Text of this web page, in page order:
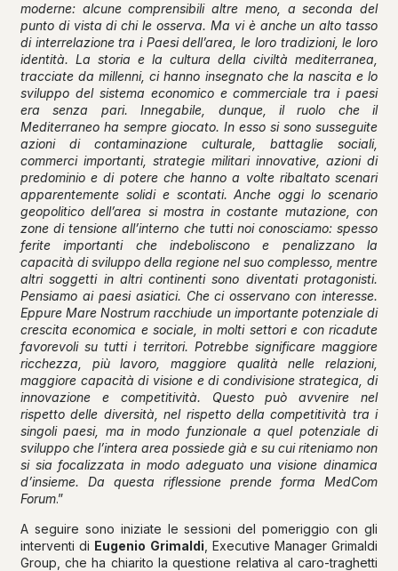
moderne: alcune comprensibili altre meno, a seconda del
punto di vista di chi le osserva. Ma vi è anche un alto tasso
di interrelazione tra i Paesi dell’area, le loro tradizioni, le loro
identità. La storia e la cultura della civiltà mediterranea,
tracciate da millenni, ci hanno insegnato che la nascita e lo
sviluppo del sistema economico e commerciale tra i paesi
era senza pari. Innegabile, dunque, il ruolo che il
Mediterraneo ha sempre giocato. In esso si sono susseguite
azioni di contaminazione culturale, battaglie sociali,
commerci importanti, strategie militari innovative, azioni di
predominio e di potere che hanno a volte ribaltato scenari
apparentemente solidi e scontati. Anche oggi lo scenario
geopolitico dell’area si mostra in costante mutazione, con
zone di tensione all’interno che tutti noi conosciamo: spesso
ferite importanti che indeboliscono e penalizzano la
capacità di sviluppo della regione nel suo complesso, mentre
altri soggetti in altri continenti sono diventati protagonisti.
Pensiamo ai paesi asiatici. Che ci osservano con interesse.
Eppure Mare Nostrum racchiude un importante potenziale di
crescita economica e sociale, in molti settori e con ricadute
favorevoli su tutti i territori. Potrebbe significare maggiore
ricchezza, più lavoro, maggiore qualità nelle relazioni,
maggiore capacità di visione e di condivisione strategica, di
innovazione e competitività. Questo può avvenire nel
rispetto delle diversità, nel rispetto della competitività tra i
singoli paesi, ma in modo funzionale a quel potenziale di
sviluppo che l’intera area possiede già e su cui riteniamo non
si sia focalizzata in modo adeguato una visione dinamica
d’insieme. Da questa riflessione prende forma MedCom
Forum.”
A seguire sono iniziate le sessioni del pomeriggio con gli
interventi di Eugenio Grimaldi , Executive Manager Grimaldi
Group, che ha chiarito la questione relativa al caro-traghetti